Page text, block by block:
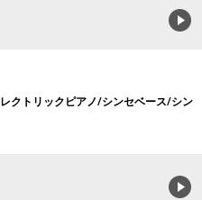
クトリックピアノ/シンセベース/シン